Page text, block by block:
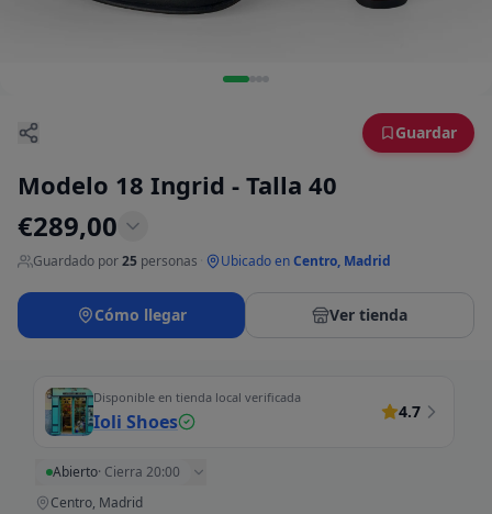
Guardar
Modelo 18 Ingrid - Talla 40
€289,00
Guardado por25 personas Ubicado enCentro, Madrid
Cómo llegar Ver tienda
Disponible en tienda local verificada
Ioli Shoes 4.7
Abierto· Cierra 20:00
Centro, Madrid